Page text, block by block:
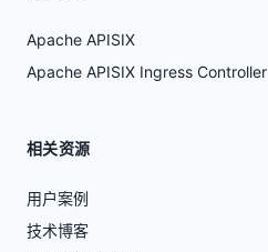
Apache APISIX
Apache APISIX Ingress Controller
相关资源
用户案例
技术博客